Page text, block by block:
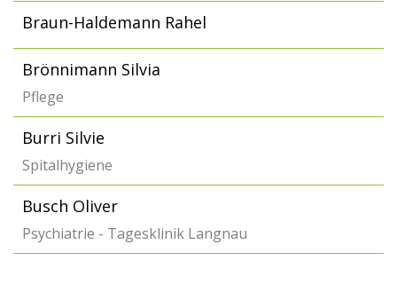
Braun-Haldemann Rahel
Brönnimann Silvia
Pflege
Burri Silvie
Spitalhygiene
Busch Oliver
Psychiatrie - Tagesklinik Langnau